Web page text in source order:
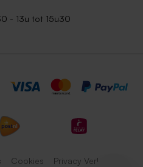
- 13u tot 15u30
Cookies Privacy Verklaring